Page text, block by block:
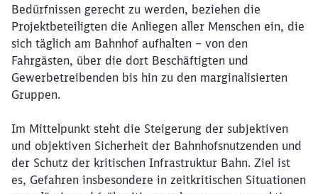
Bedürfnissen gerecht zu werden, beziehen die
Projektbeteiligten die Anliegen aller Menschen ein, die
sich täglich am Bahnhof aufhalten – von den
Fahrgästen, über die dort Beschäftigten und
Gewerbetreibenden bis hin zu den marginalisierten
Gruppen.
Im Mittelpunkt steht die Steigerung der subjektiven
und objektiven Sicherheit der Bahnhofsnutzenden und
der Schutz der kritischen Infrastruktur Bahn. Ziel ist
es, Gefahren insbesondere in zeitkritischen Situationen